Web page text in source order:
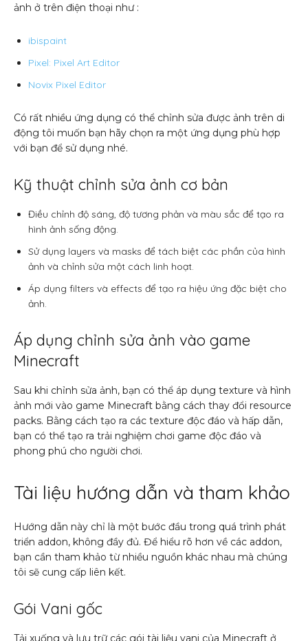
ảnh ở trên điện thoại như :
ibispaint
Pixel: Pixel Art Editor
Novix Pixel Editor
Có rất nhiều ứng dụng có thể chỉnh sửa được ảnh trên di
động tôi muốn bạn hãy chọn ra một ứng dụng phù hợp
với bạn để sử dụng nhé.
Kỹ thuật chỉnh sửa ảnh cơ bản
Điều chỉnh độ sáng, độ tương phản và màu sắc để tạo ra
hình ảnh sống động.
Sử dụng layers và masks để tách biệt các phần của hình
ảnh và chỉnh sửa một cách linh hoạt.
Áp dụng filters và effects để tạo ra hiệu ứng đặc biệt cho
ảnh.
Áp dụng chỉnh sửa ảnh vào game
Minecraft
Sau khi chỉnh sửa ảnh, bạn có thể áp dụng texture và hình
ảnh mới vào game Minecraft bằng cách thay đổi resource
packs. Bằng cách tạo ra các texture độc đáo và hấp dẫn,
bạn có thể tạo ra trải nghiệm chơi game độc đáo và
phong phú cho người chơi.
Tài liệu hướng dẫn và tham khảo
Hướng dẫn này chỉ là một bước đầu trong quá trình phát
triển addon, không đầy đủ. Để hiểu rõ hơn về các addon,
bạn cần tham khảo từ nhiều nguồn khác nhau mà chúng
tôi sẽ cung cấp liên kết.
Gói Vani gốc
Tải xuống và lưu trữ các gói tài liệu vani của Minecraft ở